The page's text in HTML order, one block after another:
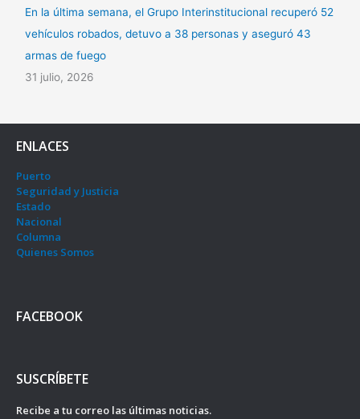
En la última semana, el Grupo Interinstitucional recuperó 52
vehículos robados, detuvo a 38 personas y aseguró 43
armas de fuego
31 julio, 2026
ENLACES
Puerto
Seguridad y Justicia
Estado
Nacional
Columna
Quienes Somos
FACEBOOK
SUSCRÍBETE
Recibe a tu correo las últimas noticias.